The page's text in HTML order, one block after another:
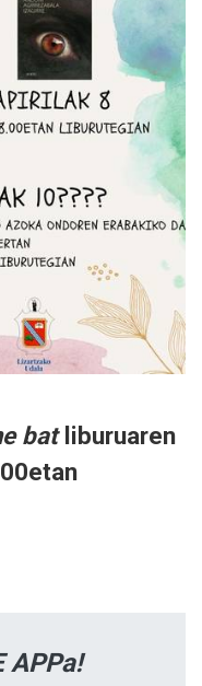
batliburuaren
APPa!